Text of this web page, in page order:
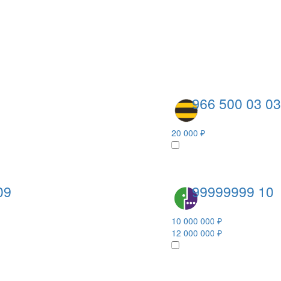
966 500 03 03
20 000 ₽
99999999 10
10 000 000 ₽
12 000 000 ₽